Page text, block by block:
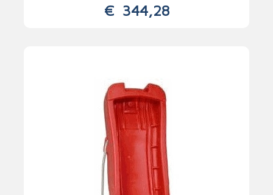
€344,28